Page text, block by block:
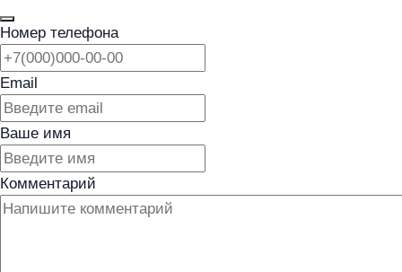
Номер телефона
Email
Ваше имя
Комментарий